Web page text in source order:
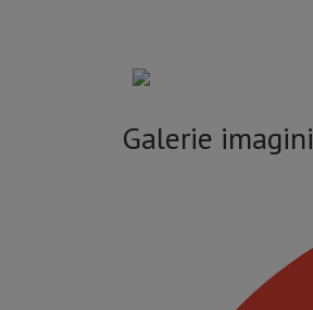
Galerie imagini